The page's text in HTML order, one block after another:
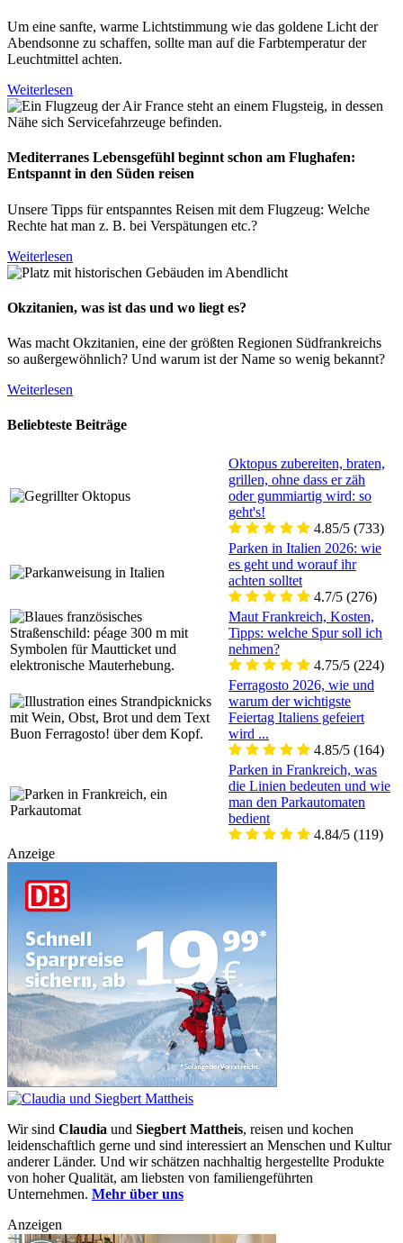
Um eine sanfte, warme Lichtstimmung wie das goldene Licht der
Abendsonne zu schaffen, sollte man auf die Farbtemperatur der
Leuchtmittel achten.
Weiterlesen
Mediterranes Lebensgefühl beginnt schon am Flughafen:
Entspannt in den Süden reisen
Unsere Tipps für entspanntes Reisen mit dem Flugzeug: Welche
Rechte hat man z. B. bei Verspätungen etc.?
Weiterlesen
Okzitanien, was ist das und wo liegt es?
Was macht Okzitanien, eine der größten Regionen Südfrankreichs
so außergewöhnlich? Und warum ist der Name so wenig bekannt?
Weiterlesen
Beliebteste Beiträge
Oktopus zubereiten, braten,
grillen, ohne dass er zäh
oder gummiartig wird: so
geht's!
4.85/5 (733)
Parken in Italien 2026: wie
es geht und worauf ihr
achten solltet
4.7/5 (276)
Maut Frankreich, Kosten,
Tipps: welche Spur soll ich
nehmen?
4.75/5 (224)
Ferragosto 2026, wie und
warum der wichtigste
Feiertag Italiens gefeiert
wird ...
4.85/5 (164)
Parken in Frankreich, was
die Linien bedeuten und wie
man den Parkautomaten
bedient
4.84/5 (119)
Anzeige
Wir sind Claudia und Siegbert Mattheis, reisen und kochen
leidenschaftlich gerne und sind interessiert an Menschen und Kultur
anderer Länder. Und wir schätzen nachhaltig hergestellte Produkte
von hoher Qualität, am liebsten von familiengeführten
Unternehmen. Mehr über uns
Anzeigen